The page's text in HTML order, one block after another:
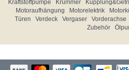
Kraftstoffpumpe
Krümmer
Motoraufhängung
Motorelektrik
Türen
Verdeck Vergaser Vorderachse
Zubehör